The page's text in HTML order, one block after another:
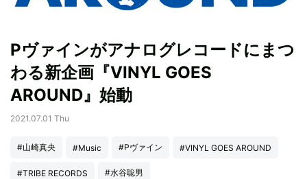
Pヴァインがアナログレコードにまつ
わる新企画『VINYL GOES
AROUND』始動
2021.07.01 Thu
#山崎真央 #Music #Pヴァイン #VINYL GOES AROUND
#TRIBE RECORDS #水谷聡男